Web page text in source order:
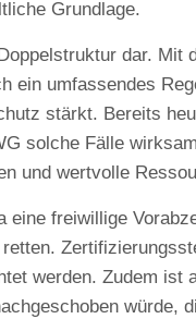
Grundlage.
dar. Mit
ein umfassendes
stärkt. Bereits
solche Fälle
und wertvolle
eine freiwillige
werden. Zudem
würde,